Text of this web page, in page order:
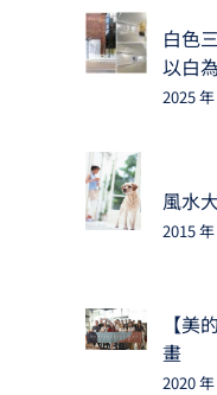
白色
以白
2025
風水
2015
【美
畫
2020